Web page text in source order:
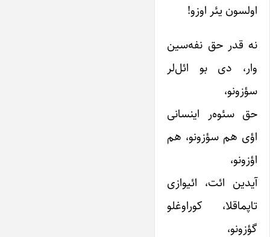
اولسون یئر اوزو!
نه قدر حق نفه‌سین
وار، دی بو ائل‌لر
سؤزونو،
حق سئوه‌ر اینسانی
اؤی هم سؤزونو، هم
اؤزونو،
آیدین ائت، ائیوازی
تاپماقلا، کوراوغلو
گؤزونو،